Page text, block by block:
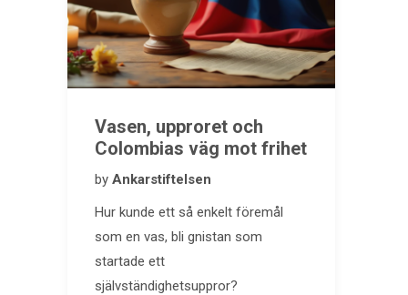
Vasen, upproret och
Colombias väg mot frihet
by Ankarstiftelsen
Hur kunde ett så enkelt föremål
som en vas, bli gnistan som
startade ett
självständighetsuppror?